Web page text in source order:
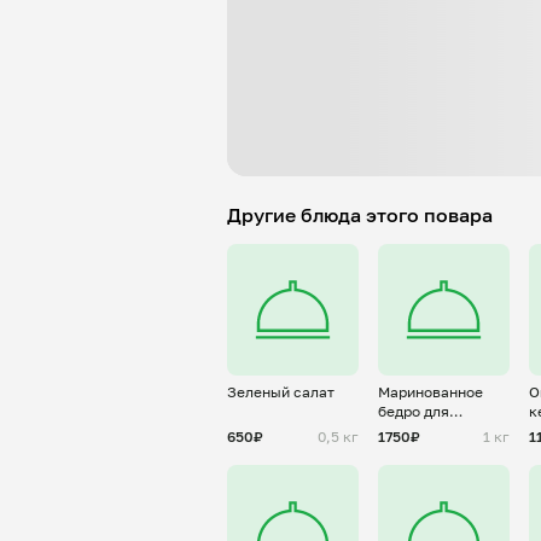
Другие блюда этого повара
Зеленый салат
650₽ 0,5 кг
Маринованное
бедро для
шашлыка
1750₽ 1 кг